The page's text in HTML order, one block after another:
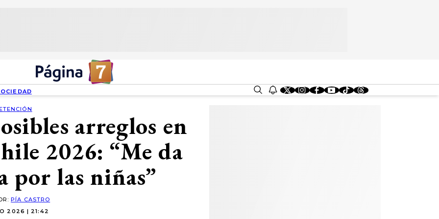
arreglos en
2026: “Me da
por las niñas”
PÍA CASTRO
2026 | 21:42